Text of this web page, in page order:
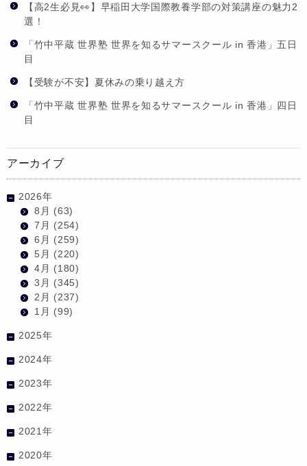
【高2生必見👀】早稲田大学国際教養学部の対策講座の魅力2
選！
「竹中平蔵 世界塾 世界を知るサマースクール in 香港」五日
目
【受験が不安】夏休みの乗り越え方
「竹中平蔵 世界塾 世界を知るサマースクール in 香港」四日
目
アーカイブ
2026年
8月 (63)
7月 (254)
6月 (259)
5月 (220)
4月 (180)
3月 (345)
2月 (237)
1月 (99)
2025年
2024年
2023年
2022年
2021年
2020年